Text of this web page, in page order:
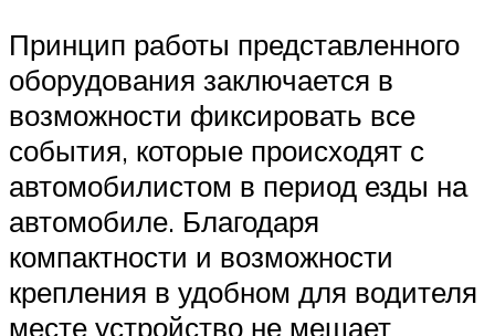
Принцип работы представленного
оборудования заключается в
возможности фиксировать все
события, которые происходят с
автомобилистом в период езды на
автомобиле. Благодаря
компактности и возможности
крепления в удобном для водителя
месте устройство не мешает